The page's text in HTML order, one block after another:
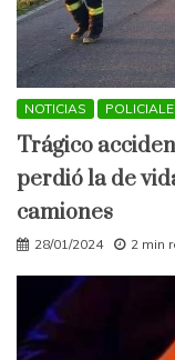
NOTICIAS
Trágico
perdió la de
camiones
28/01/2024 2 min